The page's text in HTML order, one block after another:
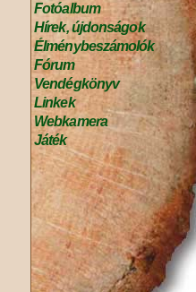
Fotóalbum
Hírek, újdonságok
Élménybeszámolók
Fórum
Vendégkönyv
Linkek
Webkamera
Játék